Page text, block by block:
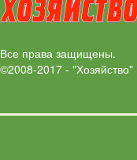
Все права защищены.
©2008-2017 - "Хозяйство"